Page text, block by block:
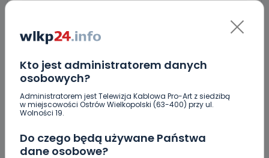
Kto jest administratorem danych
osobowych?
Administratorem jest Telewizja Kablowa Pro-Art z siedzibą
w miejscowości Ostrów Wielkopolski (63-400) przy ul.
Wolności 19.
Do czego będą używane Państwa
dane osobowe?
Więcej pieniędzy dla OSP w gminie Ostrów.